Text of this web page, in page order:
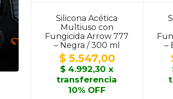
Silicona Acética
Multiuso con
Fungicida Arrow 777
– Negra / 300 ml
$ 5.547,00
$ 4.992,30 x
transferencia
10% OFF
–